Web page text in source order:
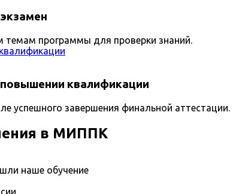
темам программы для проверки знаний.
квалификации
успешного завершения финальной аттестации.
в МИППК
наше обучение